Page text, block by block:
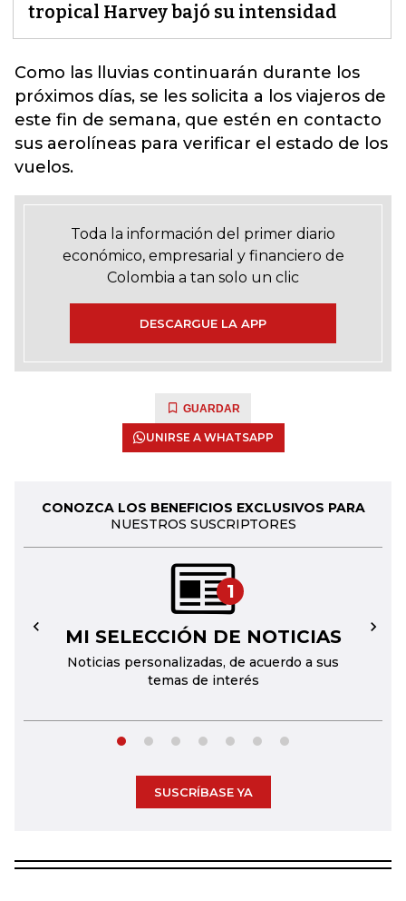
tropical Harvey bajó su intensidad
Como las lluvias continuarán durante los
próximos días, se les solicita a los viajeros de
este fin de semana, que estén en contacto
sus aerolíneas para verificar el estado de los
vuelos.
Toda la información del primer diario
económico, empresarial y financiero de
Colombia a tan solo un clic
DESCARGUE LA APP
GUARDAR
UNIRSE A WHATSAPP
CONOZCA LOS BENEFICIOS EXCLUSIVOS PARA
NUESTROS SUSCRIPTORES
1
MI SELECCIÓN DE NOTICIAS
Noticias personalizadas, de acuerdo a sus
temas de interés
← →
SUSCRÍBASE YA